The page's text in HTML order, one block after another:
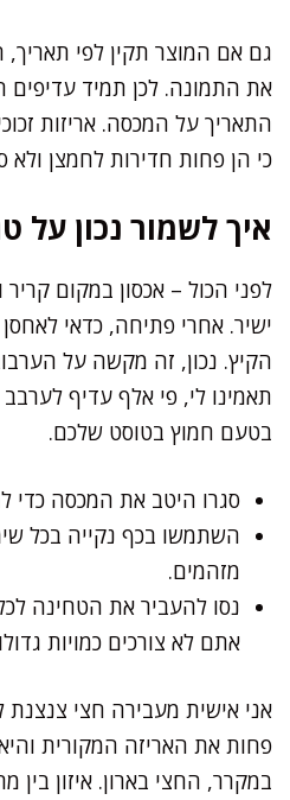
גם אם המוצר תקין לפי תאריך,
את התמונה. לכן תמיד
התאריך על המכסה. אריזות
כי הן פחות חדירות לחמצן ולא
איך לשמור נכון על
לפני הכול – אכסון במקום
ישיר. אחרי פתיחה, כדאי
הקיץ. נכון, זה מקשה על
תאמינו לי, פי אלף עדיף
בטעם חמוץ בטוסט שלכם.
סגרו היטב את המכסה כדי
השתמשו בכף נקייה בכל
מזהמים.
נסו להעביר את הטחינה
אתם לא צורכים כמויות
אני אישית מעבירה חצי צנצנת
פחות את האריזה המקורית
במקרר, החצי בארון. איזון בין